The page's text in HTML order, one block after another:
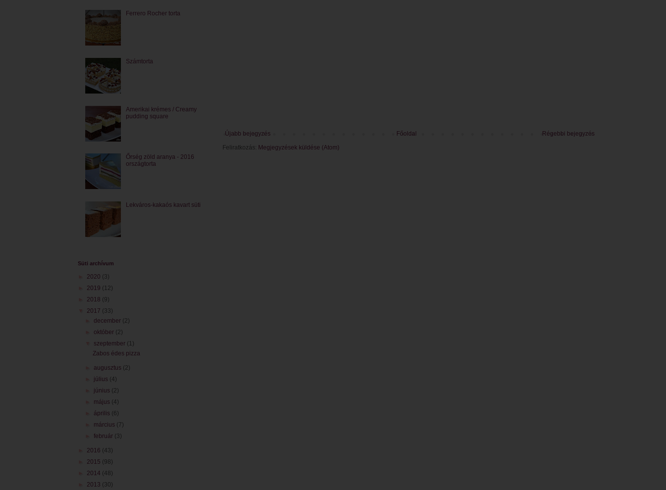
Újabb bejegyzés Régebbi bejegyzés
Főoldal
Feliratkozás: Megjegyzések küldése (Atom)
Ferrero Rocher torta
Számtorta
Amerikai krémes / Creamy
pudding square
Őrség zöld aranya - 2016
országtorta
Lekváros-kakaós kavart süti
Süti archívum
2020 (3)
2019 (12)
2018 (9)
2017 (33)
december (2)
október (2)
szeptember (1)
Zabos édes pizza
augusztus (2)
július (4)
június (2)
május (4)
április (6)
március (7)
►február (3)
2016 (43)
2015 (98)
2014 (48)
2013 (30)